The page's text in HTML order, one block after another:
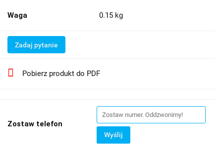
Waga 0.15 kg
Zadaj pytanie
Pobierz produkt do PDF
Zostaw telefon
Wyślij